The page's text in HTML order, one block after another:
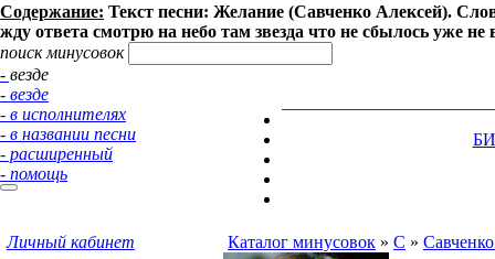
Содержание: Текст песни: Желание (Савченко Алексей).
жду ответа смотрю на небо там звезда что не сбылось уже
поиск минусовок
- везде
- везде
- в исполнителях
- в названии песни
- расширенный
- помощь
Личный кабинет Каталог минусовок » С »